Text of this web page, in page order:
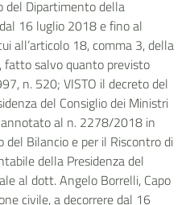
del Dipartimento della
16 luglio 2018 e fino al
all’articolo 18, comma 3, della
fatto salvo quanto previsto
n. 520; VISTO il decreto del
del Consiglio dei Ministri
al n. 2278/2018 in
Bilancio e per il Riscontro di
della Presidenza del
al dott. Angelo Borrelli, Capo
civile, a decorrere dal 16